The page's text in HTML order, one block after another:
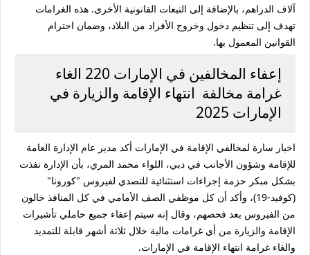
آلاف الدراهم، بالإضافة إلى التبعات القانونية الأخرى. هذه الغرامات
تهدف إلى تنظيم دخول وخروج الأفراد من البلاد، وضمان احترام
القوانين المعمول بها.
إعفاء المخالفين في الإمارات 220 الغاء
غرامة مخالفة انتهاء الإقامة والزيارة في
الإمارات 2025
اخبار سارة لمخالفي الإقامة في الإمارات أكد مدير عام الإدارة العامة
للإقامة وشؤون الأجانب في دبي، اللواء محمد المري، بأن الإدارة نفذت
بشكل مبكر حزمة إجراءات استثنائية للتصدي لفيروس "كورونا"
(كوفيد-19)، وأكد أن كل موظفي الصف الأمامي في كل المنافذ خالون
من الفيروس بعد فحصهم، وقال إنه سيتم إعفاء جميع حاملي تأشيرات
الإقامة والزيارة من أي غرامات مالية خلال ثلاثة أشهر قابلة للتمديد
والغاء غرامة انتهاء الإقامة في الإمارات.